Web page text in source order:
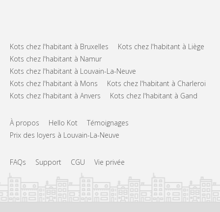
Kots chez l'habitant à Bruxelles
Kots chez l'habitant à Liège
Kots chez l'habitant à Namur
Kots chez l'habitant à Louvain-La-Neuve
Kots chez l'habitant à Mons
Kots chez l'habitant à Charleroi
Kots chez l'habitant à Anvers
Kots chez l'habitant à Gand
À propos Hello Kot
Témoignages
Prix des loyers à Louvain-La-Neuve
FAQs Support CGU Vie privée